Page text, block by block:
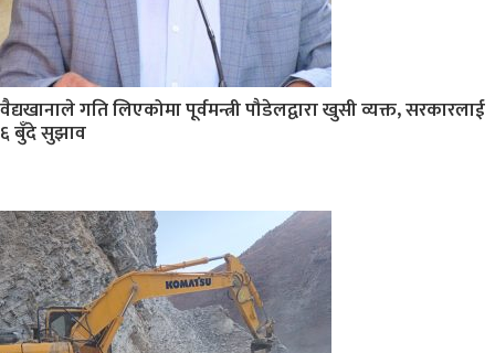
वैद्यखानाले गति लिएकोमा पूर्वमन्त्री पौडेलद्वारा खुसी व्यक्त, सरकारलाई
६ बुँदे सुझाव